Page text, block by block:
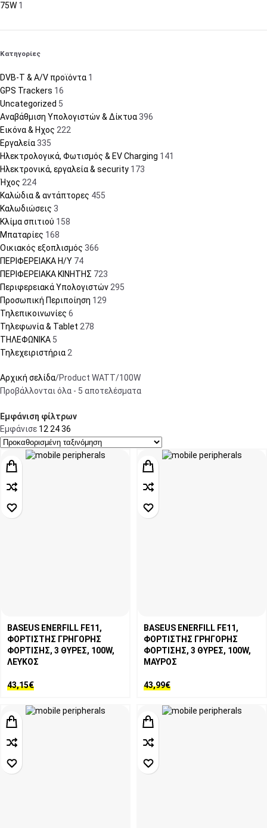
75W 1
Κατηγορίες
DVB-T & A/V προϊόντα 1
GPS Trackers 16
Uncategorized 5
Αναβάθμιση Υπολογιστών & Δίκτυα 396
Εικόνα & Ηχος 222
Εργαλεία 335
Ηλεκτρολογικά, Φωτισμός & EV Charging 141
Ηλεκτρονικά, εργαλεία & security 173
Ήχος 224
Καλώδια & αντάπτορες 455
Καλωδιώσεις 3
Κλίμα σπιτιού 158
Μπαταρίες 168
Οικιακός εξοπλισμός 366
ΠΕΡΙΦΕΡΕΙΑΚΑ Η/Υ 74
ΠΕΡΙΦΕΡΕΙΑΚΑ ΚΙΝΗΤΗΣ 723
Περιφερειακά Υπολογιστών 295
Προσωπική Περιποίηση 129
Τηλεπικοινωνίες 6
Τηλεφωνία & Tablet 278
ΤΗΛΕΦΩΝΙΚΑ 5
Τηλεχειριστήρια 2
Αρχική σελίδα Product WATT 100W
Προβάλλονται όλα - 5 αποτελέσματα
Εμφάνιση φίλτρων
Εμφάνισε 12 2436
BASEUS ENERFILL FE11,
ΦΟΡΤΙΣΤΗΣ ΓΡΗΓΟΡΗΣ
ΦΟΡΤΙΣΗΣ, 3 ΘΥΡΕΣ, 100W,
ΛΕΥΚΟΣ
43,15€
BASEUS ENERFILL FE11,
ΦΟΡΤΙΣΤΗΣ ΓΡΗΓΟΡΗΣ
ΦΟΡΤΙΣΗΣ, 3 ΘΥΡΕΣ, 100W,
ΜΑΥΡΟΣ
43,99€